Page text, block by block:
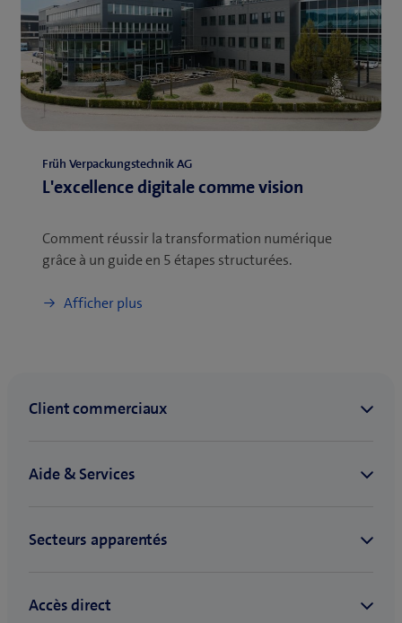
Früh Verpackungstechnik AG
L'excellence digitale comme vision
Comment réussir la transformation numérique
grâce à un guide en 5 étapes structurées.
Afficher plus